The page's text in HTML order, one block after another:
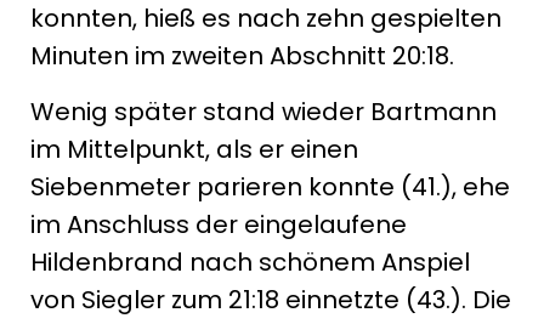
konnten, hieß es nach zehn gespielten
Minuten im zweiten Abschnitt 20:18.
Wenig später stand wieder Bartmann
im Mittelpunkt, als er einen
Siebenmeter parieren konnte (41.), ehe
im Anschluss der eingelaufene
Hildenbrand nach schönem Anspiel
von Siegler zum 21:18 einnetzte (43.). Die